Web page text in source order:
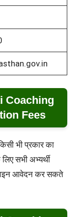
Coaching
Fees
भी प्रकार का
सभी अभ्यर्थी
आवेदन कर सकते